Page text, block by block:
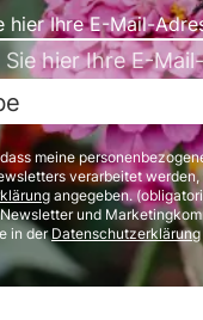
hier Ihre E-Mail-
meine
verarbeitet
angegeben.
und
in derDatenschutzerklärung